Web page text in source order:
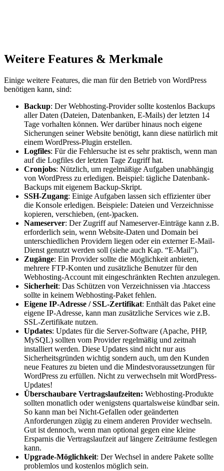
Weitere Features & Merkmale
Einige weitere Features, die man für den Betrieb von WordPress
benötigen kann, sind:
Backup: Der Webhosting-Provider sollte kostenlos Backups
aller Daten (Dateien, Datenbanken, E-Mails) der letzten 14
Tage vorhalten können. Wer darüber hinaus noch eigene
Sicherungen seiner Website benötigt, kann diese natürlich mit
einem WordPress-Plugin erstellen.
Logfiles: Für die Fehlersuche ist es sehr praktisch, wenn man
auf die Logfiles der letzten Tage Zugriff hat.
Cronjobs: Nützlich, um regelmäßige Aufgaben unabhängig
von WordPress zu erledigen. Beispiel: tägliche Datenbank-
Backups mit eigenem Backup-Skript.
SSH-Zugang: Einige Aufgaben lassen sich effizienter über
die Konsole erledigen. Beispiele: Dateien und Verzeichnisse
kopieren, verschieben, (ent-)packen.
Nameserver: Der Zugriff auf Nameserver-Einträge kann z.B.
erforderlich sein, wenn Website-Daten und Domain bei
unterschiedlichen Providern liegen oder ein externer E-Mail-
Dienst genutzt werden soll (siehe auch Kap. “E-Mail”).
Zugänge: Ein Provider sollte die Möglichkeit anbieten,
mehrere FTP-Konten und zusätzliche Benutzer für den
Webhosting-Account mit eingeschränkten Rechten anzulegen.
Sicherheit: Das Schützen von Verzeichnissen via .htaccess
sollte in keinem Webhosting-Paket fehlen.
Eigene IP-Adresse / SSL-Zertifikat: Enthält das Paket eine
eigene IP-Adresse, kann man zusätzliche Services wie z.B.
SSL-Zertifikate nutzen.
Updates: Updates für die Server-Software (Apache, PHP,
MySQL) sollten vom Provider regelmäßig und zeitnah
installiert werden. Diese Updates sind nicht nur aus
Sicherheitsgründen wichtig sondern auch, um den Kunden
neue Features zu bieten und die Mindestvoraussetzungen für
WordPress zu erfüllen. Nicht zu verwechseln mit WordPress-
Updates!
Überschaubare Vertragslaufzeiten: Webhosting-Produkte
sollten monatlich oder wenigstens quartalsweise kündbar sein.
So kann man bei Nicht-Gefallen oder geänderten
Anforderungen zügig zu einem anderen Provider wechseln.
Gut ist dennoch, wenn man optional gegen eine kleine
Ersparnis die Vertragslaufzeit auf längere Zeiträume festlegen
kann.
Upgrade-Möglichkeit: Der Wechsel in andere Pakete sollte
problemlos und kostenlos möglich sein.